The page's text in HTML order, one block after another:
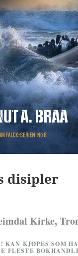
disipler
Kirke,
KAN KJØPES SOM
FLESTE